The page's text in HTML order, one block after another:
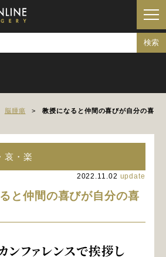
脳腫瘍
教授になると仲間の喜びが自分の喜
哀・楽
2022.11.02 update
と仲間の喜びが自分の喜
ファレンスで挨拶し